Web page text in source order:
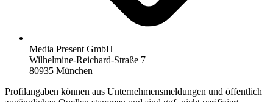
Media Present GmbH
Wilhelmine-Reichard-Straße 7
80935 München
Profilangaben können aus Unternehmensmeldungen und öffentlich